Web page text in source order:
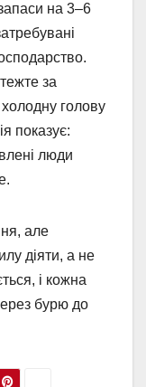
на 3–6
за
голову
показує:
люди
але
діяти, а не
і кожна
бурю до